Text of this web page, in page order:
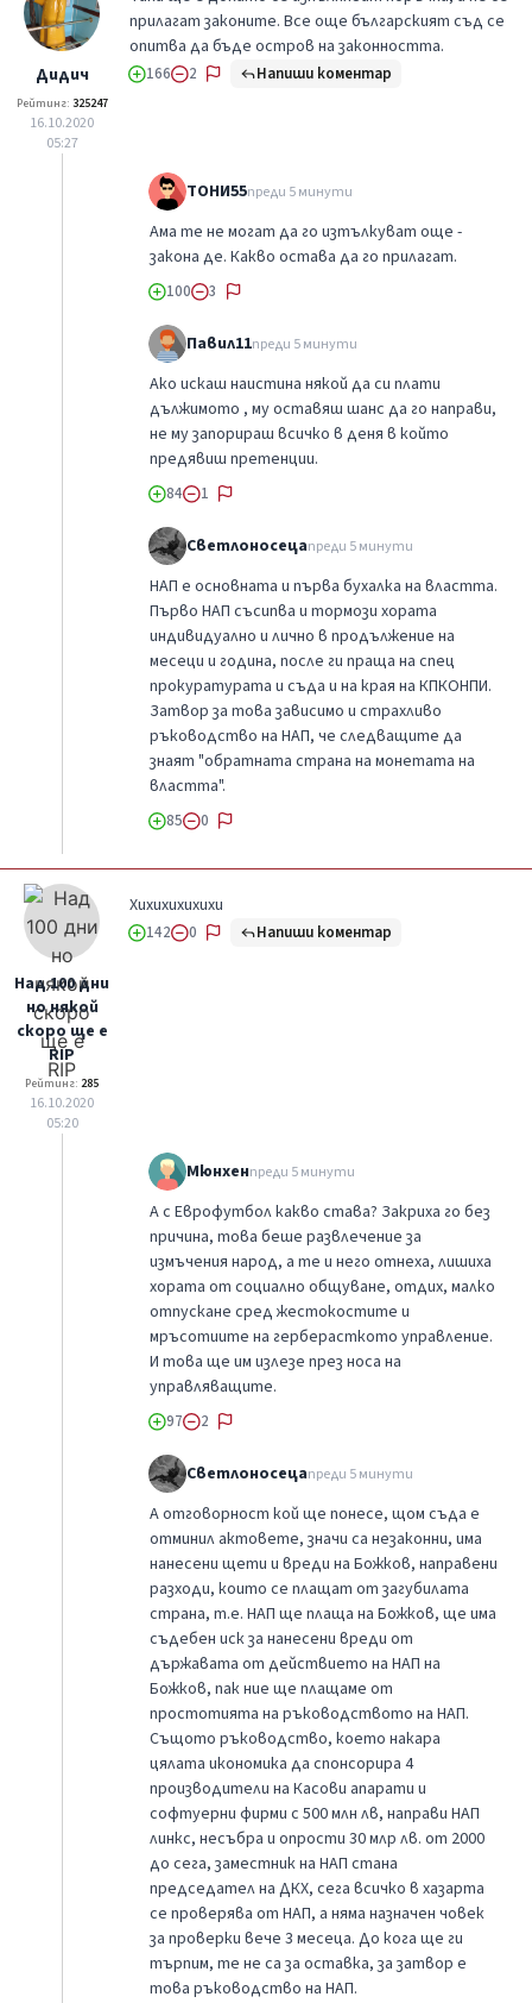
Дидич
Рейтинг: 325247
16.10.2020
05:27
прилагат законите. Все още българският съд се
опитва да бъде остров на законността.
166 2 Напиши коментар
ТОНИ55преди 5 минути
Ама те не могат да го изтълкуват още -
закона де. Какво остава да го прилагат.
100 3
Павил11преди 5 минути
Ако искаш наистина някой да си плати
дължимото , му оставяш шанс да го направи,
не му запорираш всичко в деня в който
предявиш претенции.
84 1
Светлоносецапреди 5 минути
НАП е основната и първа бухалка на властта.
Първо НАП съсипва и тормози хората
индивидуално и лично в продължение на
месеци и година, после ги праща на спец
прокуратурата и съда и на края на КПКОНПИ.
Затвор за това зависимо и страхливо
ръководство на НАП, че следващите да
знаят "обратната страна на монетата на
властта".
85 0
Над 100 дни
но някой
скоро ще е
RIP
Рейтинг: 285
16.10.2020
05:20
Хихихихихихи
142 0 Напиши коментар
Мюнхенпреди 5 минути
А с Еврофутбол какво става? Закриха го без
причина, това беше развлечение за
измъчения народ, а те и него отнеха, лишиха
хората от социално общуване, отдих, малко
отпускане сред жестокостите и
мръсотиите на герберасткото управление.
И това ще им излезе през носа на
управляващите.
97 2
Светлоносецапреди 5 минути
А отговорност кой ще понесе, щом съда е
отминил актовете, значи са незаконни, има
нанесени щети и вреди на Божков, направени
разходи, които се плащат от загубилата
страна, т.е. НАП ще плаща на Божков, ще има
съдебен иск за нанесени вреди от
държавата от действието на НАП на
Божков, пак ние ще плащаме от
простотията на ръководството на НАП.
Същото ръководство, което накара
цялата икономика да спонсорира 4
производители на Касови апарати и
софтуерни фирми с 500 млн лв, направи НАП
линкс, несъбра и опрости 30 млр лв. от 2000
до сега, заместник на НАП стана
председател на ДКХ, сега всичко в хазарта
се проверява от НАП, а няма назначен човек
за проверки вече 3 месеца. До кога ще ги
търпим, те не са за оставка, за затвор е
това ръководство на НАП.